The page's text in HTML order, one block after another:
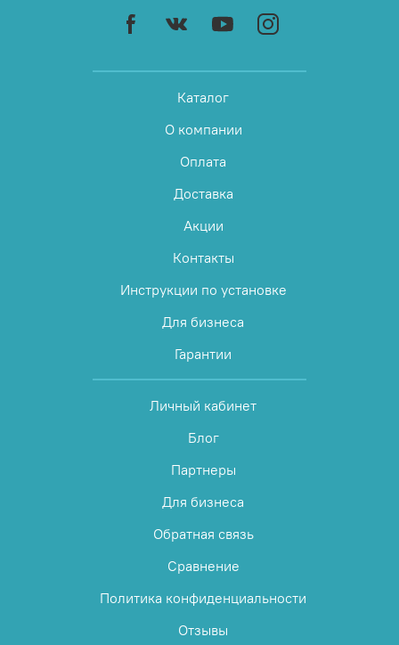
Каталог
О компании
Оплата
Доставка
Акции
Контакты
Инструкции по установке
Для бизнеса
Гарантии
Личный кабинет
Блог
Партнеры
Для бизнеса
Обратная связь
Сравнение
Политика конфиденциальности
Отзывы